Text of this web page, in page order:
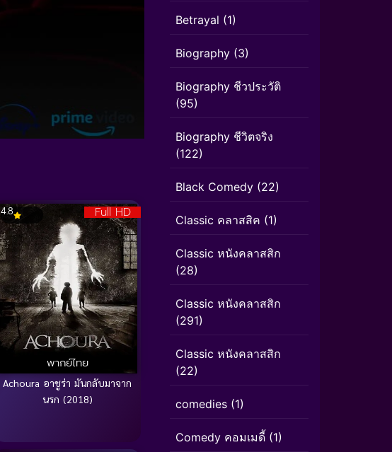
Full HD
พากย์ไทย
4.8
Achoura อาชูร่า มันกลับมาจาก
นรก (2018)
Betrayal (1)
Biography (3)
Biography ชีวประวัติ
(95)
Biography ชีวิตจริง
(122)
Black Comedy (22)
Classic คลาสสิค (1)
Classic หนังคลาสสิก
(28)
Classic หนังคลาสสิก
(291)
Classic หนังคลาสสิก
(22)
comedies (1)
Comedy คอมเมดี้ (1)